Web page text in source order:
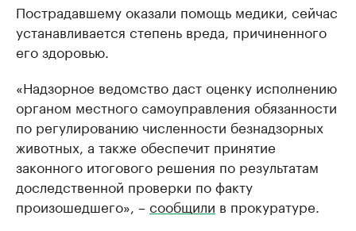
Пострадавшему оказали помощь медики, сейчас
устанавливается степень вреда, причиненного
его здоровью.
«Надзорное ведомство даст оценку исполнению
органом местного самоуправления обязанности
по регулированию численности безнадзорных
животных, а также обеспечит принятие
законного итогового решения по результатам
доследственной проверки по факту
произошедшего», –сообщили в прокуратуре.